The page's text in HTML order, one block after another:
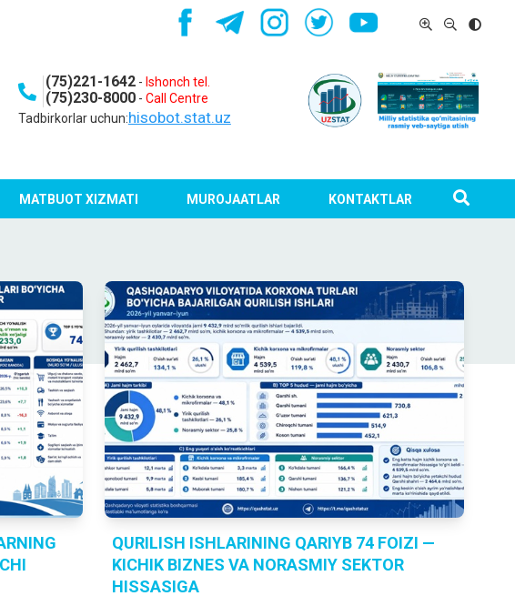
(75)221-1642- Ishonch tel.
(75)230-8000- Call Centre
Tadbirkorlar uchun:hisobot.stat.uz
MATBUOT XIZMATI MUROJAATLAR KONTAKTLAR
QURILISH ISHLARINING QARIYB 74 FOIZI —
KICHIK BIZNES VA NORASMIY SEKTOR
HISSASIGA